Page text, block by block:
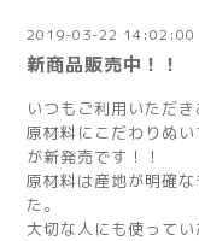
2019-03-22 14:02:00
新商品販売中！！
いつもご利用いただき
原材料にこだわりぬ
が新発売です！！
原材料は産地が明確
た。
大切な人にも使ってい